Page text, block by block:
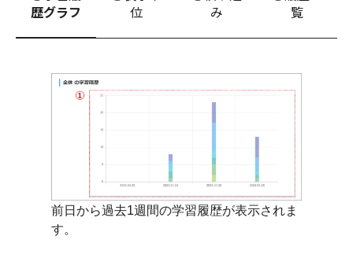
歴グラフ
位
み
覧
前日から過去1週間の学習履歴が表示されま
す。